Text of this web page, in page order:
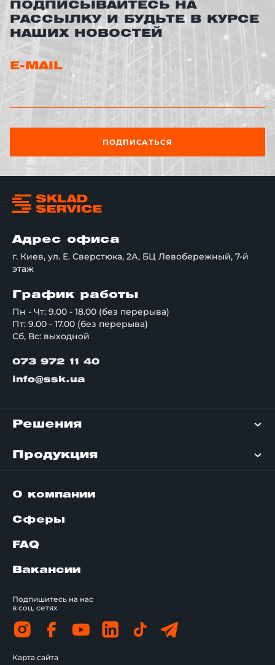
ПОДПИСЫВАЙТЕСЬ НА
РАССЫЛКУ И БУДЬТЕ В КУРСЕ
НАШИХ НОВОСТЕЙ
E-MAIL
ПОДПИСАТЬСЯ
Адрес офиса
г. Киев, ул. Е. Сверстюка, 2А, БЦ Левобережный, 7-й
этаж
График работы
Пн - Чт: 9.00 - 18.00 (без перерыва)
Пт: 9.00 - 17.00 (без перерыва)
Сб, Вс: выходной
073 972 11 40
info@ssk.ua
Решения
Продукция
О компании
Сферы
FAQ
Вакансии
Подпишитесь на нас
в соц. сетях
Карта сайта